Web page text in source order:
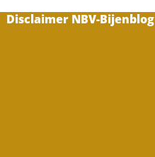
Disclaimer NBV-Bijenblog